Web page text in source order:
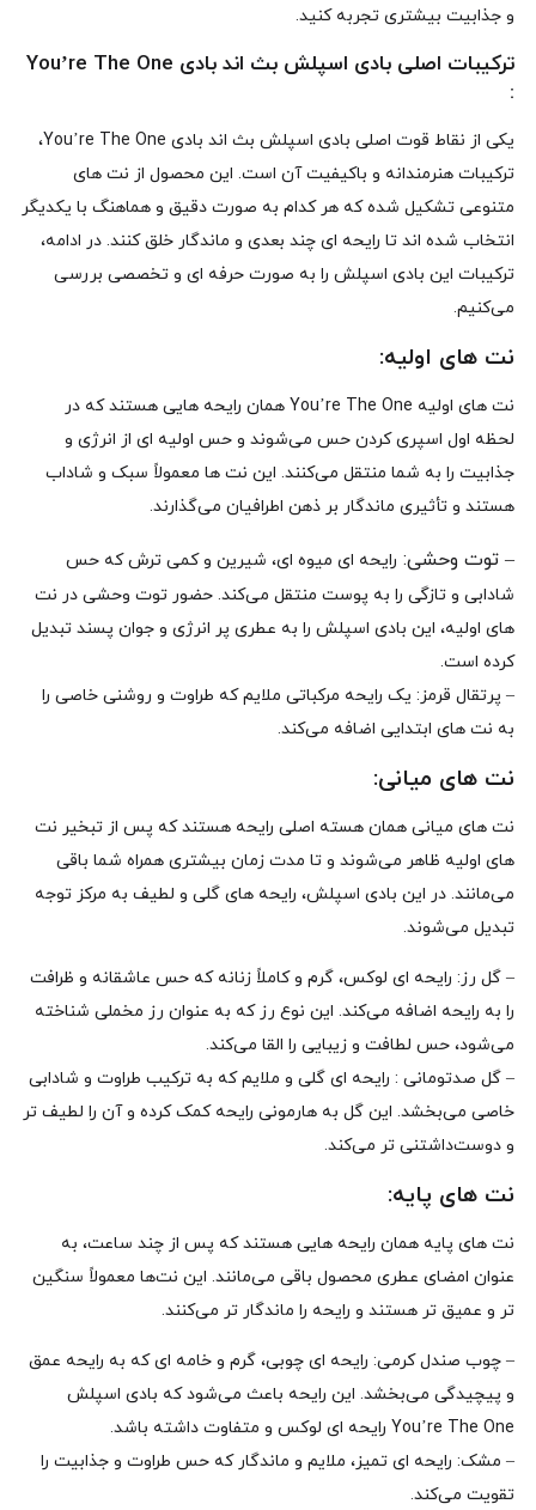
و جذابیت بیشتری تجربه کنید.
ترکیبات اصلی بادی اسپلش بث اند بادی You’re The One
:
یکی از نقاط قوت اصلی بادی اسپلش بث اند بادی You’re The One،
ترکیبات هنرمندانه و باکیفیت آن است. این محصول از نت‌ های
متنوعی تشکیل شده که هر کدام به‌ صورت دقیق و هماهنگ با یکدیگر
انتخاب شده‌ اند تا رایحه‌ ای چند بعدی و ماندگار خلق کنند. در ادامه،
ترکیبات این بادی اسپلش را به‌ صورت حرفه‌ ای و تخصصی بررسی
می‌کنیم.
نت‌ های اولیه:
نت‌ های اولیه You’re The One همان رایحه‌ هایی هستند که در
لحظه‌ اول اسپری کردن حس می‌شوند و حس اولیه‌ ای از انرژی و
جذابیت را به شما منتقل می‌کنند. این نت‌ ها معمولاً سبک و شاداب
هستند و تأثیری ماندگار بر ذهن اطرافیان می‌گذارند.
– توت وحشی: رایحه‌ ای میوه‌ ای، شیرین و کمی ترش که حس
شادابی و تازگی را به پوست منتقل می‌کند. حضور توت وحشی در نت‌
های اولیه، این بادی اسپلش را به عطری پر انرژی و جوان‌ پسند تبدیل
کرده است.
– پرتقال قرمز: یک رایحه مرکباتی ملایم که طراوت و روشنی خاصی را
به نت‌ های ابتدایی اضافه می‌کند.
نت‌ های میانی:
نت‌ های میانی همان هسته اصلی رایحه هستند که پس از تبخیر نت‌
های اولیه ظاهر می‌شوند و تا مدت‌ زمان بیشتری همراه شما باقی
می‌مانند. در این بادی اسپلش، رایحه‌ های گلی و لطیف به مرکز توجه
تبدیل می‌شوند.
– گل رز: رایحه‌ ای لوکس، گرم و کاملاً زنانه که حس عاشقانه و ظرافت
را به رایحه اضافه می‌کند. این نوع رز که به‌ عنوان رز مخملی شناخته
می‌شود، حس لطافت و زیبایی را القا می‌کند.
– گل صدتومانی : رایحه‌ ای گلی و ملایم که به ترکیب طراوت و شادابی
خاصی می‌بخشد. این گل به هارمونی رایحه کمک کرده و آن را لطیف‌ تر
و دوست‌داشتنی‌ تر می‌کند.
نت‌ های پایه:
نت‌ های پایه همان رایحه‌ هایی هستند که پس از چند ساعت، به‌
عنوان امضای عطری محصول باقی می‌مانند. این نت‌ها معمولاً سنگین‌
تر و عمیق‌ تر هستند و رایحه را ماندگار تر می‌کنند.
– چوب صندل کرمی: رایحه‌ ای چوبی، گرم و خامه‌ ای که به رایحه عمق
و پیچیدگی می‌بخشد. این رایحه باعث می‌شود که بادی اسپلش
You’re The One رایحه‌ ای لوکس و متفاوت داشته باشد.
– مشک: رایحه‌ ای تمیز، ملایم و ماندگار که حس طراوت و جذابیت را
تقویت می‌کند.